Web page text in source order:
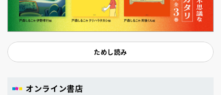
ためし読み
オンライン書店